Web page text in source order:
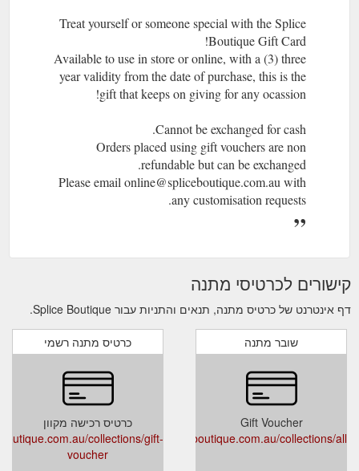
Treat yourself or someone special with the Splice
Boutique Gift Card!
Available to use in store or online, with a (3) three
year validity from the date of purchase, this is the
gift that keeps on giving for any ocassion!
Cannot be exchanged for cash.
Orders placed using gift vouchers are non
refundable but can be exchanged.
Please email online@spliceboutique.com.au with
any customisation requests.
קישורים לכרטיסי מתנה
דף אינטרנט של כרטיס מתנה, תנאים והתניות עבור Splice Boutique.
כרטיס מתנה רשמי
כרטיס רכישה מקוון
collections/gift-
voucher
שובר מתנה
Gift Voucher
www.spliceboutique.com.au/collections/all